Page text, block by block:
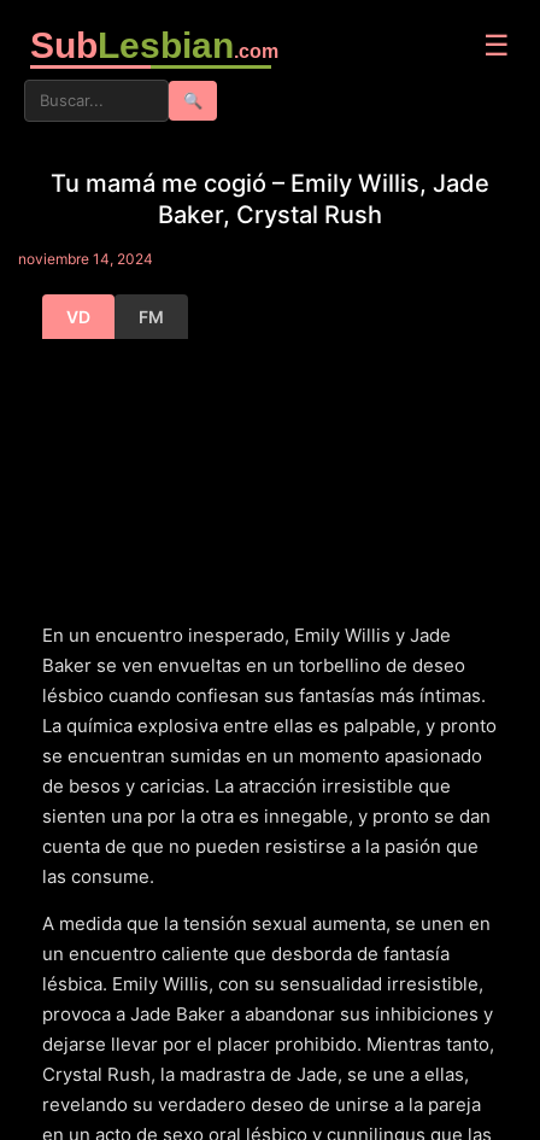
SubLesbian.com ☰
🔍
Tu mamá me cogió – Emily Willis, Jade
Baker, Crystal Rush
noviembre 14, 2024
VD FM
En un encuentro inesperado, Emily Willis y Jade
Baker se ven envueltas en un torbellino de deseo
lésbico cuando confiesan sus fantasías más íntimas.
La química explosiva entre ellas es palpable, y pronto
se encuentran sumidas en un momento apasionado
de besos y caricias. La atracción irresistible que
sienten una por la otra es innegable, y pronto se dan
cuenta de que no pueden resistirse a la pasión que
las consume.
A medida que la tensión sexual aumenta, se unen en
un encuentro caliente que desborda de fantasía
lésbica. Emily Willis, con su sensualidad irresistible,
provoca a Jade Baker a abandonar sus inhibiciones y
dejarse llevar por el placer prohibido. Mientras tanto,
Crystal Rush, la madrastra de Jade, se une a ellas,
revelando su verdadero deseo de unirse a la pareja
en un acto de sexo oral lésbico y cunnilingus que las